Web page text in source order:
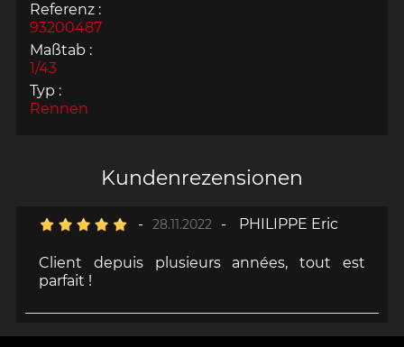
Referenz :
93200487
Maßtab :
1/43
Typ :
Rennen
Kundenrezensionen
- 28.11.2022 - PHILIPPE Eric
Client depuis plusieurs années, tout est
parfait !